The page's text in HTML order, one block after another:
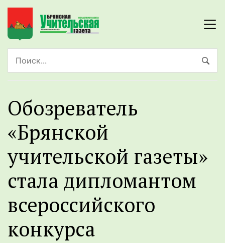
Обозреватель
«Брянской
учительской газеты»
стала дипломантом
всероссийского
конкурса